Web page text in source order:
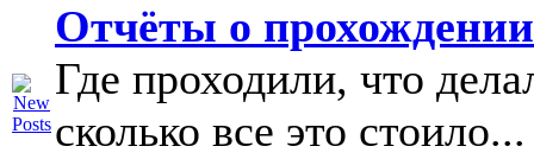
Отчёты о
Где проходили, что
сколько все это стоило...